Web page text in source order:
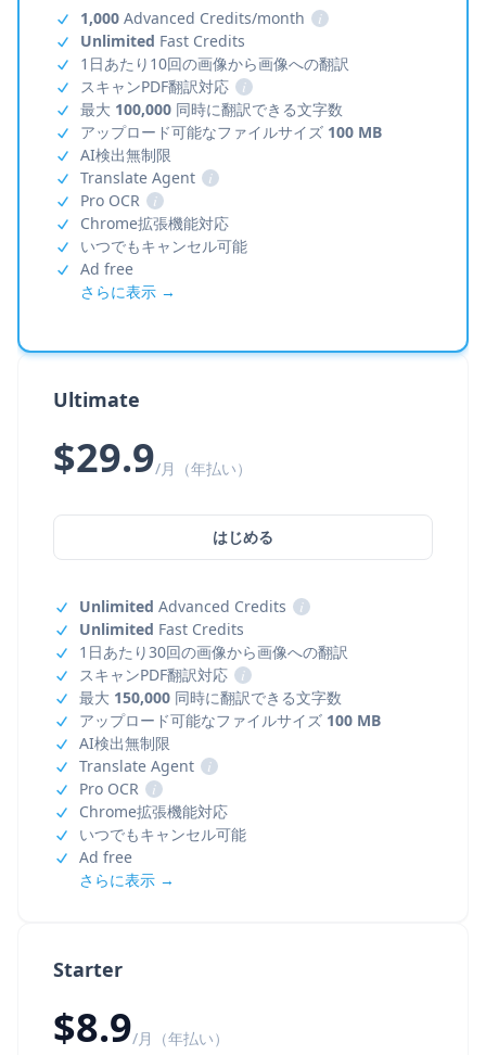
Starter
$8.9/月（年払い）
1,000 Advanced Credits/month
i
Unlimited Fast Credits
1日あたり10回の画像から画像への翻訳
スキャンPDF翻訳対応
i
最大 100,000 同時に翻訳できる文字数
アップロード可能なファイルサイズ 100 MB
AI検出無制限
Translate Agent
i
Pro OCR
i
Chrome拡張機能対応
いつでもキャンセル可能
Ad free
さらに表示 →
Ultimate
$29.9/月（年払い）
はじめる
Unlimited Advanced Credits
i
Unlimited Fast Credits
1日あたり30回の画像から画像への翻訳
スキャンPDF翻訳対応
i
最大 150,000 同時に翻訳できる文字数
アップロード可能なファイルサイズ 100 MB
AI検出無制限
Translate Agent
i
Pro OCR
i
Chrome拡張機能対応
いつでもキャンセル可能
Ad free
さらに表示 →